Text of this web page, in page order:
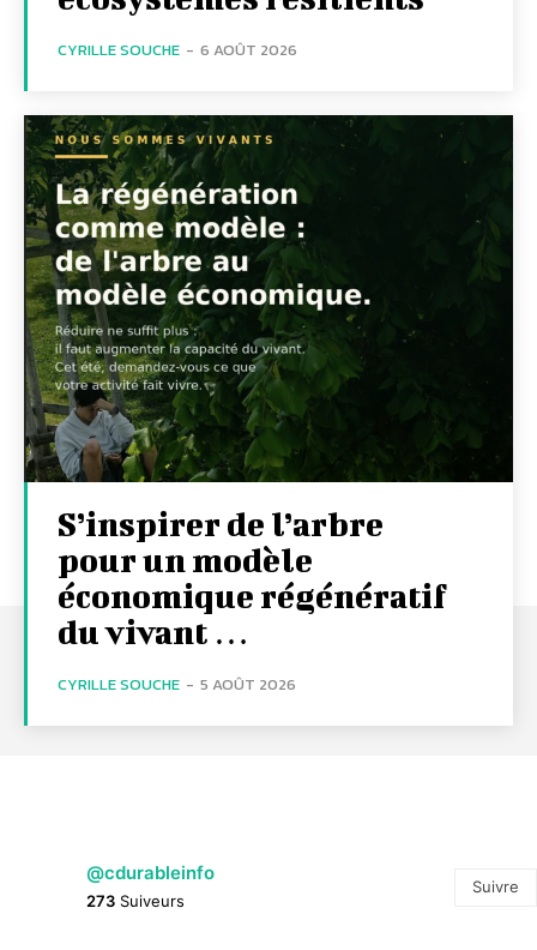
CYRILLE SOUCHE - 6 AOÛT 2026
S’inspirer de l’arbre
pour un modèle
économique régénératif
du vivant …
CYRILLE SOUCHE - 5 AOÛT 2026
@cdurableinfo
273 Suiveurs
Suivre